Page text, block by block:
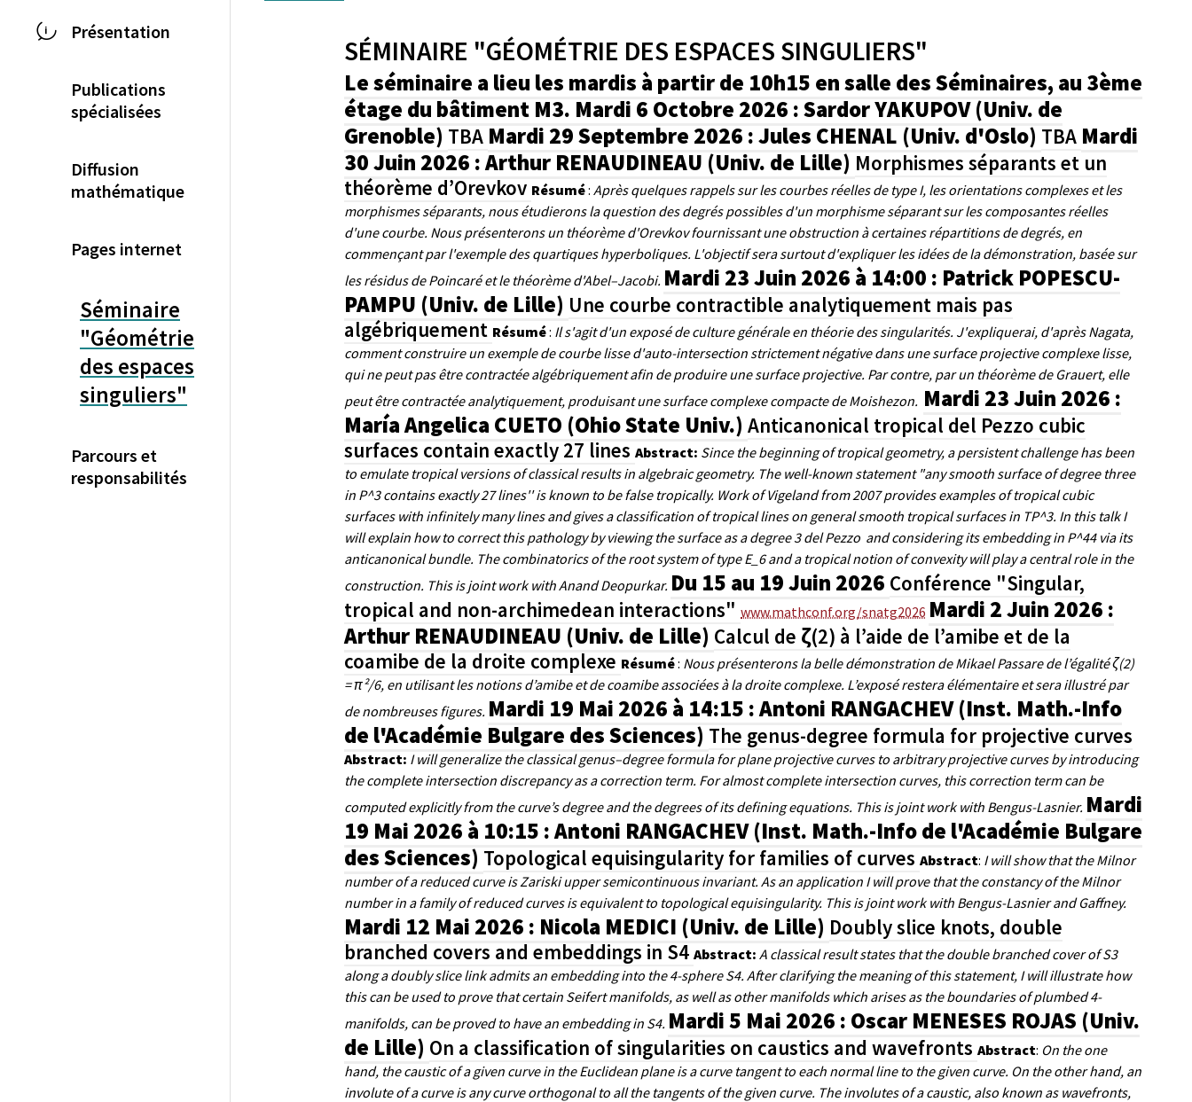
Présentation
Publications
spécialisées
Diffusion
mathématique
Pages internet
Séminaire
"Géométrie
des espaces
singuliers"
Parcours et
responsabilités
SÉMINAIRE "GÉOMÉTRIE DES ESPACES SINGULIERS"
Le séminaire a lieu les mardis à partir de 10h15 en salle des Séminaires, au 3ème
étage du bâtiment M3. Mardi 6 Octobre 2026 : Sardor YAKUPOV (Univ. de
Grenoble) TBA Mardi 29 Septembre 2026 : Jules CHENAL (Univ. d'Oslo) TBA Mardi
30 Juin 2026 : Arthur RENAUDINEAU (Univ. de Lille) Morphismes séparants et un
théorème d’Orevkov Résumé: Après quelques rappels sur les courbes réelles de type I, les orientations complexes et les
morphismes séparants, nous étudierons la question des degrés possibles d'un morphisme séparant sur les composantes réelles
d'une courbe. Nous présenterons un théorème d'Orevkov fournissant une obstruction à certaines répartitions de degrés, en
commençant par l'exemple des quartiques hyperboliques. L'objectif sera surtout d'expliquer les idées de la démonstration, basée sur
les résidus de Poincaré et le théorème d'Abel–Jacobi. Mardi 23 Juin 2026 à 14:00 : Patrick POPESCU-
PAMPU (Univ. de Lille) Une courbe contractible analytiquement mais pas
algébriquement Résumé: Il s'agit d'un exposé de culture générale en théorie des singularités. J'expliquerai, d'après Nagata,
comment construire un exemple de courbe lisse d'auto-intersection strictement négative dans une surface projective complexe lisse,
qui ne peut pas être contractée algébriquement afin de produire une surface projective. Par contre, par un théorème de Grauert, elle
peut être contractée analytiquement, produisant une surface complexe compacte de Moishezon. Mardi 23 Juin 2026 :
María Angelica CUETO (Ohio State Univ.) Anticanonical tropical del Pezzo cubic
surfaces contain exactly 27 lines Abstract: Since the beginning of tropical geometry, a persistent challenge has been
to emulate tropical versions of classical results in algebraic geometry. The well-known statement "any smooth surface of degree three
in P^3 contains exactly 27 lines'' is known to be false tropically. Work of Vigeland from 2007 provides examples of tropical cubic
surfaces with infinitely many lines and gives a classification of tropical lines on general smooth tropical surfaces in TP^3. In this talk I
will explain how to correct this pathology by viewing the surface as a degree 3 del Pezzo and considering its embedding in P^44 via its
anticanonical bundle. The combinatorics of the root system of type E_6 and a tropical notion of convexity will play a central role in the
construction. This is joint work with Anand Deopurkar. Du 15 au 19 Juin 2026 Conférence "Singular,
tropical and non-archimedean interactions" www.mathconf.org/snatg2026 Mardi 2 Juin 2026 :
Arthur RENAUDINEAU (Univ. de Lille) Calcul de ζ(2) à l’aide de l’amibe et de la
coamibe de la droite complexe Résumé: Nous présenterons la belle démonstration de Mikael Passare de l’égalité ζ(2)
= π²/6, en utilisant les notions d’amibe et de coamibe associées à la droite complexe. L’exposé restera élémentaire et sera illustré par
de nombreuses figures. Mardi 19 Mai 2026 à 14:15 : Antoni RANGACHEV (Inst. Math.-Info
de l'Académie Bulgare des Sciences) The genus-degree formula for projective curves
Abstract: I will generalize the classical genus–degree formula for plane projective curves to arbitrary projective curves by introducing
the complete intersection discrepancy as a correction term. For almost complete intersection curves, this correction term can be
computed explicitly from the curve’s degree and the degrees of its defining equations. This is joint work with Bengus-Lasnier. Mardi
19 Mai 2026 à 10:15 : Antoni RANGACHEV (Inst. Math.-Info de l'Académie Bulgare
des Sciences) Topological equisingularity for families of curves Abstract: I will show that the Milnor
number of a reduced curve is Zariski upper semicontinuous invariant. As an application I will prove that the constancy of the Milnor
number in a family of reduced curves is equivalent to topological equisingularity. This is joint work with Bengus-Lasnier and Gaffney.
Mardi 12 Mai 2026 : Nicola MEDICI (Univ. de Lille) Doubly slice knots, double
branched covers and embeddings in S4 Abstract: A classical result states that the double branched cover of S3
along a doubly slice link admits an embedding into the 4-sphere S4. After clarifying the meaning of this statement, I will illustrate how
this can be used to prove that certain Seifert manifolds, as well as other manifolds which arises as the boundaries of plumbed 4-
manifolds, can be proved to have an embedding in S4. Mardi 5 Mai 2026 : Oscar MENESES ROJAS (Univ.
de Lille) On a classification of singularities on caustics and wavefronts Abstract: On the one
hand, the caustic of a given curve in the Euclidean plane is a curve tangent to each normal line to the given curve. On the other hand, an
involute of a curve is any curve orthogonal to all the tangents of the given curve. The involutes of a caustic, also known as wavefronts,